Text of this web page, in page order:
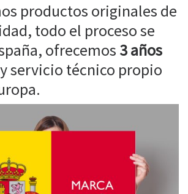
productos originales de
todo el proceso se
ofrecemos 3 años
y servicio técnico propio